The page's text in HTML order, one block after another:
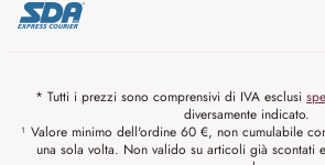
* Tutti i prezzi sono comprensivi di IVA esclusi
diversamente indicato.
¹ Valore minimo dell'ordine 60 €, non cumulabile
una sola volta. Non valido su articoli già scontati